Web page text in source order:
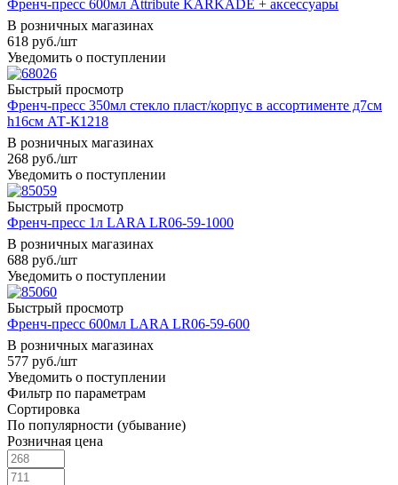
Френч-пресс 600мл Attribute KARKADE + аксессуары
В розничных магазинах
618 руб./шт
Уведомить о поступлении
Быстрый просмотр
Френч-пресс 350мл стекло пласт/корпус в ассортименте д7см
h16см АТ-К1218
В розничных магазинах
268 руб./шт
Уведомить о поступлении
Быстрый просмотр
Френч-пресс 1л LARA LR06-59-1000
В розничных магазинах
688 руб./шт
Уведомить о поступлении
Быстрый просмотр
Френч-пресс 600мл LARA LR06-59-600
В розничных магазинах
577 руб./шт
Уведомить о поступлении
Фильтр по параметрам
Сортировка
По популярности (убывание)
Розничная цена